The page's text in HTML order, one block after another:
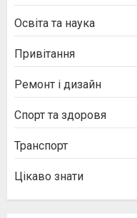
Освіта та наука
Привітання
Ремонт і дизайн
Спорт та здоровя
Транспорт
Цікаво знати